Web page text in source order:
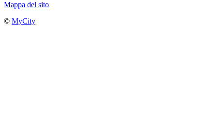
Mappa del sito
© MyCity